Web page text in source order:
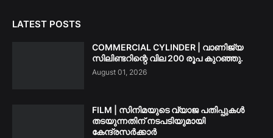
LATEST POSTS
COMMERCIAL CYLINDER | വാണിജ്യ
സിലിണ്ടറിന്റെ വില 200 രൂപ കുറഞ്ഞു.
August 01, 2026
FILM | സിനിമയുടെ വ്യാജ പതിപ്പുകൾ
തടയുന്നതിന് നടപടിയുമായി
കേന്ദ്രസർക്കാർ